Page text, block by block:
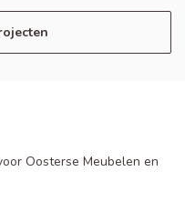
Oosterse Meubelen en